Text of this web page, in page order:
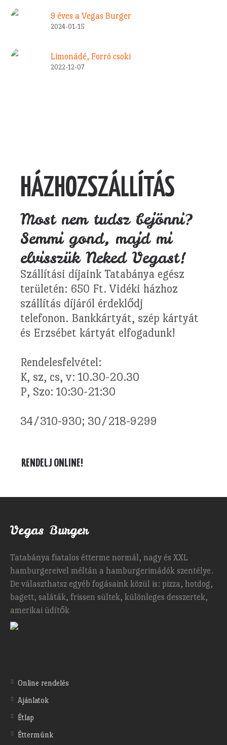
9 éves a Vegas Burger
2024-01-15
Limonádé, Forró csoki
2022-12-07
HÁZHOZSZÁLLÍTÁS
Most nem tudsz bejönni?
Semmi gond, majd mi
elvisszük Neked Vegast!
Szállítási díjaink Tatabánya egész
területén: 650 Ft. Vidéki házhoz
szállítás díjáról érdeklődj
telefonon. Bankkártyát, szép kártyát
és Erzsébet kártyát elfogadunk!
Rendelesfelvétel:
K, sz, cs, v: 10.30-20.30
P, Szo: 10:30-21:30
34/310-930; 30/218-9299
RENDELJ ONLINE!
Vegas Burger
Tatabánya fiatalos étterme normál, nagy és XXL
hamburgereivel méltán a hamburgerimádók szentélye.
De választhatsz egyéb fogásaink közül is: pizza, hotdog,
bagett, saláták, frissen sültek, különleges desszertek,
amerikai üdítők
Online rendelés
Ajánlatok
Étlap
Éttermünk